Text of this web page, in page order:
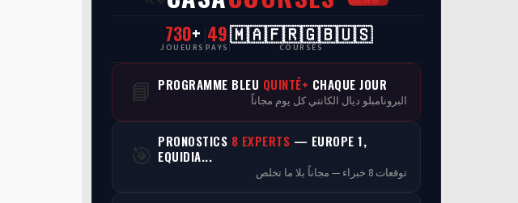
730+
JOUEURS
49
PAYS
🇲🇦🇫🇷🇬🇧🇺🇸
COURSES
📘 PROGRAMME BLEU QUINTÉ+ CHAQUE JOUR
البرونامبلو ديال الكانتي كل يوم مجاناً
🎯 PRONOSTICS 8 EXPERTS — EUROPE 1,
EQUIDIA...
توقعات 8 خبراء — مجاناً بلا ما تخلص